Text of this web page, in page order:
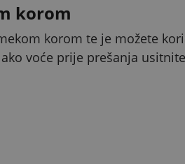
korom
korom te je možete
voće prije prešanja